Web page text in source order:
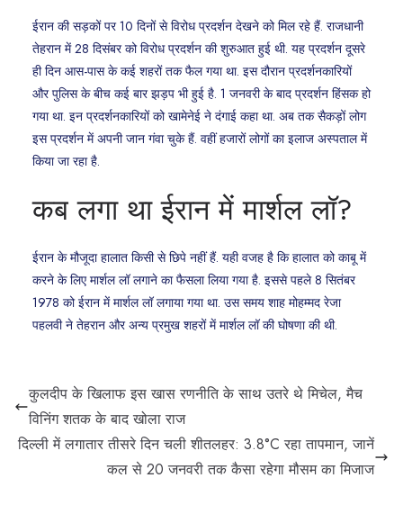
ईरान की सड़कों पर 10 दिनों से विरोध प्रदर्शन देखने को मिल रहे हैं. राजधानी
तेहरान में 28 दिसंबर को विरोध प्रदर्शन की शुरुआत हुई थी. यह प्रदर्शन दूसरे
ही दिन आस-पास के कई शहरों तक फैल गया था. इस दौरान प्रदर्शनकारियों
और पुलिस के बीच कई बार झड़प भी हुई है. 1 जनवरी के बाद प्रदर्शन हिंसक हो
गया था. इन प्रदर्शनकारियों को खामेनेई ने दंगाई कहा था. अब तक सैकड़ों लोग
इस प्रदर्शन में अपनी जान गंवा चुके हैं. वहीं हजारों लोगों का इलाज अस्पताल में
किया जा रहा है.
कब लगा था ईरान में मार्शल लॉ?
ईरान के मौजूदा हालात किसी से छिपे नहीं हैं. यही वजह है कि हालात को काबू में
करने के लिए मार्शल लॉ लगाने का फैसला लिया गया है. इससे पहले 8 सितंबर
1978 को ईरान में मार्शल लॉ लगाया गया था. उस समय शाह मोहम्मद रेजा
पहलवी ने तेहरान और अन्य प्रमुख शहरों में मार्शल लॉ की घोषणा की थी.
कुलदीप के खिलाफ इस खास रणनीति के साथ उतरे थे मिचेल, मैच
विनिंग शतक के बाद खोला राज
दिल्ली में लगातार तीसरे दिन चली शीतलहर: 3.8°C रहा तापमान, जानें
कल से 20 जनवरी तक कैसा रहेगा मौसम का मिजाज